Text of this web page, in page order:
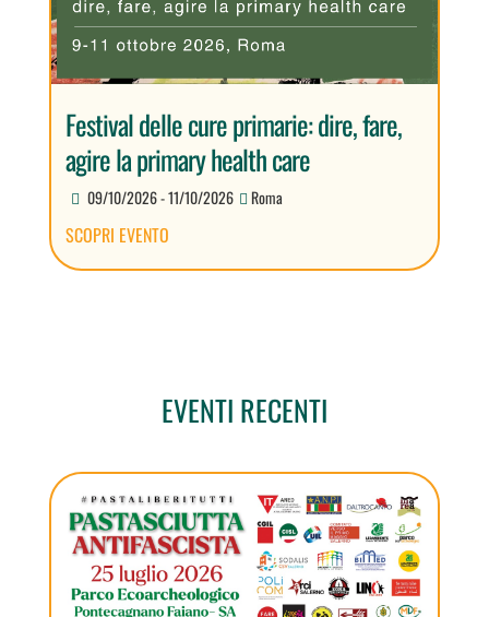
Festival delle cure primarie: dire, fare,
agire la primary health care
09/10/2026 - 11/10/2026 Roma
SCOPRI EVENTO
EVENTI RECENTI